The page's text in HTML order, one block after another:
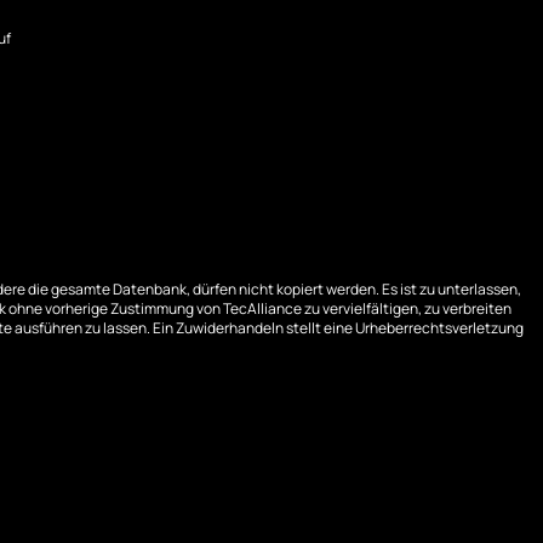
die gesamte Datenbank, dürfen nicht kopiert werden. Es ist zu unterlassen,
ohne vorherige Zustimmung von TecAlliance zu vervielfältigen, zu verbreiten
ausführen zu lassen. Ein Zuwiderhandeln stellt eine Urheberrechtsverletzung